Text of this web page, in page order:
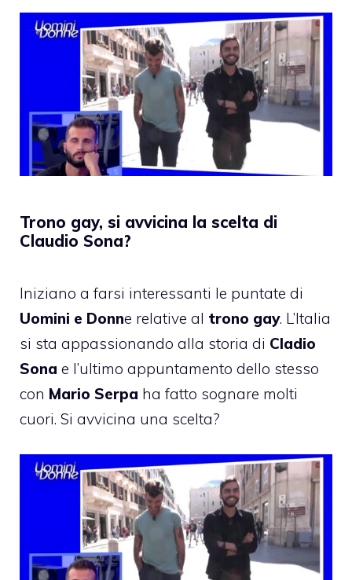
Trono gay, si avvicina la scelta di
Claudio Sona?
Iniziano a farsi interessanti le puntate di
Uomini e Donne relative al trono gay. L’Italia
si sta appassionando alla storia di Cladio
Sona e l’ultimo appuntamento dello stesso
con Mario Serpa ha fatto sognare molti
cuori. Si avvicina una scelta?